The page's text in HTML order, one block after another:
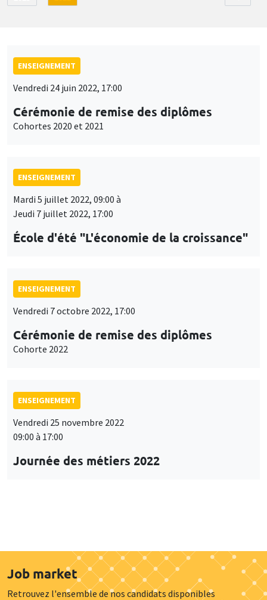
ENSEIGNEMENT
Vendredi 24 juin 2022, 17:00
Cérémonie de remise des diplômes
Cohortes 2020 et 2021
ENSEIGNEMENT
Mardi 5 juillet 2022, 09:00 à
Jeudi 7 juillet 2022, 17:00
École d'été "L'économie de la croissance"
ENSEIGNEMENT
Vendredi 7 octobre 2022, 17:00
Cérémonie de remise des diplômes
Cohorte 2022
ENSEIGNEMENT
Vendredi 25 novembre 2022
09:00 à 17:00
Journée des métiers 2022
Job market
Retrouvez l'ensemble de nos candidats disponibles